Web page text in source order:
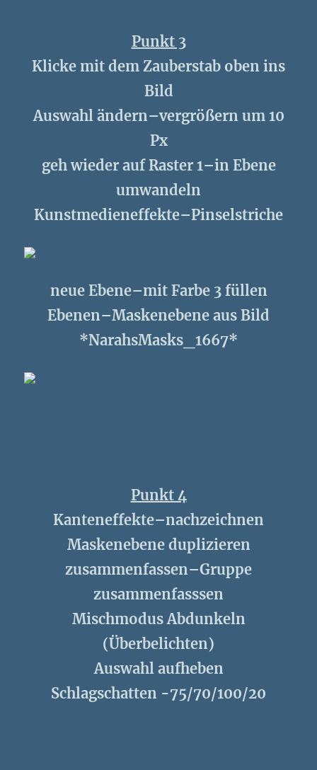
Punkt 3
Klicke mit dem Zauberstab oben ins
Bild
Auswahl ändern–vergrößern um 10
Px
geh wieder auf Raster 1–in Ebene
umwandeln
Kunstmedieneffekte–Pinselstriche
neue Ebene–mit Farbe 3 füllen
Ebenen–Maskenebene aus Bild
*NarahsMasks_1667*
Punkt 4
Kanteneffekte–nachzeichnen
Maskenebene duplizieren
zusammenfassen–Gruppe
zusammenfasssen
Mischmodus Abdunkeln
(Überbelichten)
Auswahl aufheben
Schlagschatten -75/70/100/20